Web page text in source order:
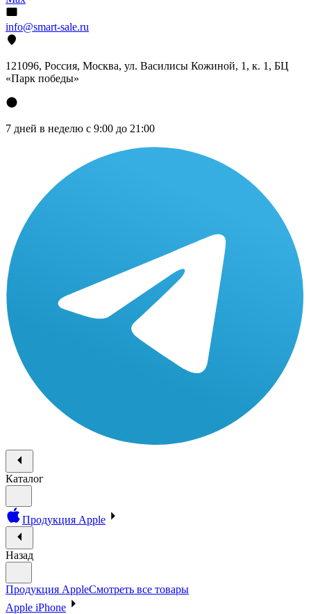
info@smart-sale.ru
121096, Россия, Москва, ул. Василисы Кожиной, 1, к. 1, БЦ
«Парк победы»
7 дней в неделю с 9:00 до 21:00
Каталог
Продукция Apple
Назад
Продукция AppleСмотреть все товары
Apple iPhone